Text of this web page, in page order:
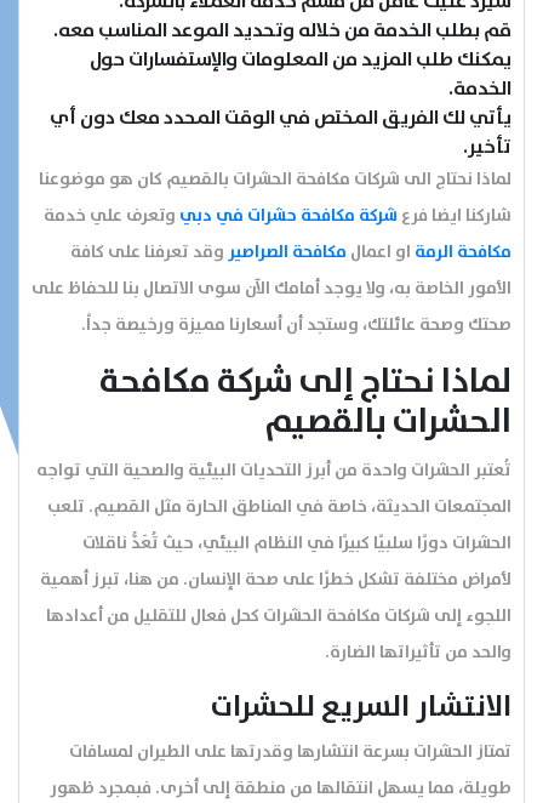
قم بطلب الخدمة من خلاله وتحديد الموعد المناسب معه.
يمكنك طلب المزيد من المعلومات والإستفسارات حول
الخدمة.
يأتي لك الفريق المختص في الوقت المحدد معك دون أي
تأخير.
لماذا نحتاج الى شركات مكافحة الحشرات بالقصيم كان هو موضوعنا
شاركنا ايضا فرع شركة مكافحة حشرات في دبي وتعرف علي خدمة
مكافحة الرمة او اعمال مكافحة الصراصير وقد تعرفنا على كافة
الأمور الخاصة به، ولا يوجد أمامك الآن سوى الاتصال بنا للحفاظ على
صحتك وصحة عائلتك، وستجد أن أسعارنا مميزة ورخيصة جداً.
لماذا نحتاج إلى شركة مكافحة
الحشرات بالقصيم
تُعتبر الحشرات واحدة من أبرز التحديات البيئية والصحية التي تواجه
المجتمعات الحديثة، خاصة في المناطق الحارة مثل القصيم. تلعب
الحشرات دورًا سلبيًا كبيرًا في النظام البيئي، حيث تُعَدُّ ناقلات
لأمراض مختلفة تشكل خطرًا على صحة الإنسان. من هنا، تبرز أهمية
اللجوء إلى شركات مكافحة الحشرات كحل فعال للتقليل من أعدادها
والحد من تأثيراتها الضارة.
الانتشار السريع للحشرات
تمتاز الحشرات بسرعة انتشارها وقدرتها على الطيران لمسافات
طويلة، مما يسهل انتقالها من منطقة إلى أخرى. فبمجرد ظهور
الرئيسية
عن الشركة
تواصل معنا
المقالات
الخدمات